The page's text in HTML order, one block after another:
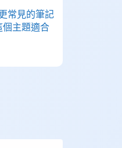
常見的筆記
個主題適合